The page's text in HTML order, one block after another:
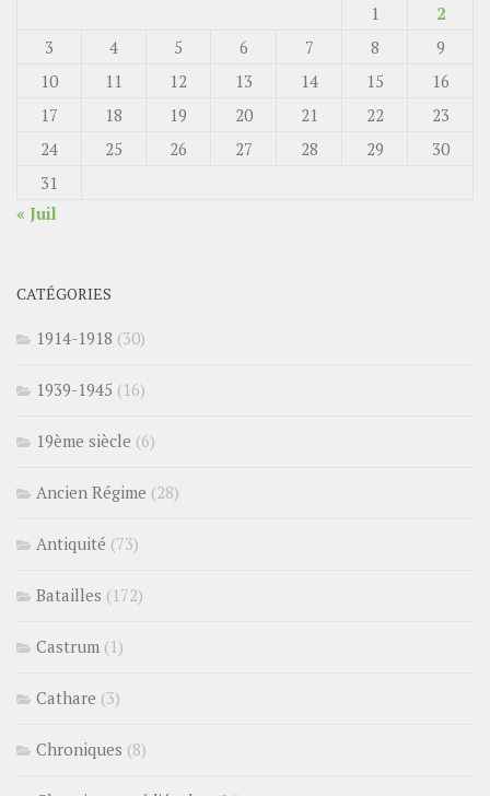
1
2
3
4 5 6 7 8
9
10
11 12 13 14 15
16
17
18 19 20 21 22
23
24
25 26 27 28 29
30
31
« Juil
CATÉGORIES
1914-1918 (30)
1939-1945 (16)
19ème siècle (6)
Ancien Régime (28)
Antiquité (73)
Batailles (172)
Castrum (1)
Cathare (3)
Chroniques (8)